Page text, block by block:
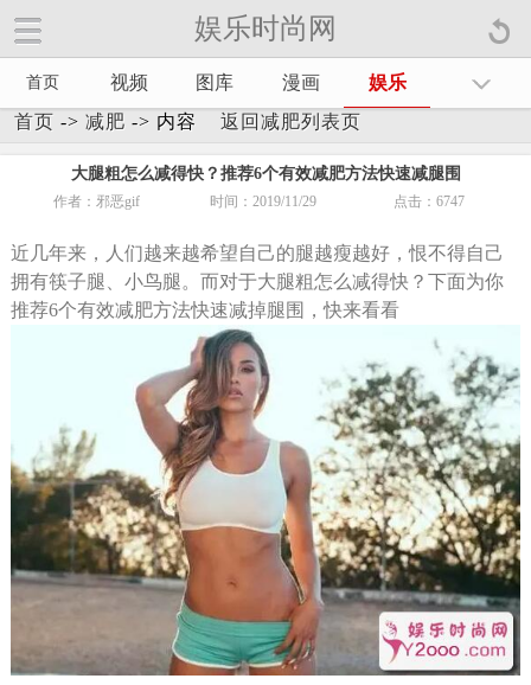
娱乐时尚网
首页 视频 图库 漫画
娱乐
首页 -> 减肥 -> 内容 返回减肥列表页
大腿粗怎么减得快？推荐6个有效减肥方法快速减腿围
作者：邪恶gif 时间：2019/11/29 点击：6747
近几年来，人们越来越希望自己的腿越瘦越好，恨不得自己
拥有筷子腿、小鸟腿。而对于大腿粗怎么减得快？下面为你
推荐6个有效减肥方法快速减掉腿围，快来看看
娱乐时尚网手机官方网站【